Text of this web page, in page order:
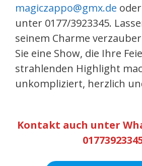
magiczappo@gmx.de
unter 0177/3923345.
seinem Charme
Sie eine Show, die Ihre
strahlenden Highlight
unkompliziert, herzlich
Kontakt auch unter